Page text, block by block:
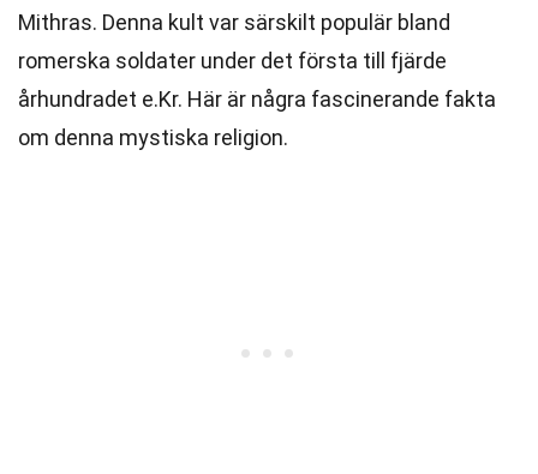
Mithras. Denna kult var särskilt populär bland
romerska soldater under det första till fjärde
århundradet e.Kr. Här är några fascinerande fakta
om denna mystiska religion.